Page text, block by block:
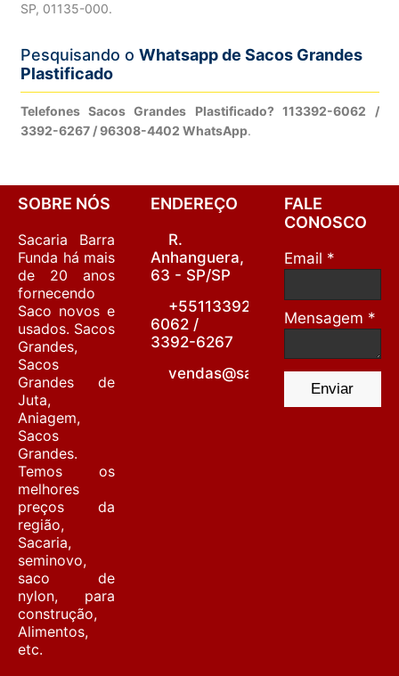
SP, 01135-000.
Pesquisando o Whatsapp de Sacos Grandes
Plastificado
Telefones Sacos Grandes Plastificado? 113392-6062 /
3392-6267 / 96308-4402 WhatsApp.
SOBRE NÓS
Sacaria Barra
Funda há mais
de 20 anos
fornecendo
Saco novos e
usados. Sacos
Grandes,
Sacos
Grandes de
Juta,
Aniagem,
Sacos
Grandes.
Temos os
melhores
preços da
região,
Sacaria,
seminovo,
saco de
nylon, para
construção,
Alimentos,
etc.
ENDEREÇO
R.
Anhanguera,
63 - SP/SP
+55113392-
6062 /
3392-6267
FALE
CONOSCO
Email *
Mensagem *
Enviar